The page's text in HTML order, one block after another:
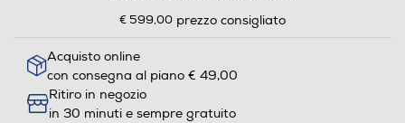
risparmio
di
Youreko.
€ 599,00 prezzo consigliato
Acquisto online
con consegna al piano € 49,00
Ritiro in negozio
in 30 minuti e sempre gratuito